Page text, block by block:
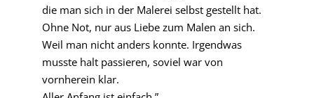
die man sich in der Malerei selbst gestellt hat.
Ohne Not, nur aus Liebe zum Malen an sich.
Weil man nicht anders konnte. Irgendwas
musste halt passieren, soviel war von
vornherein klar.